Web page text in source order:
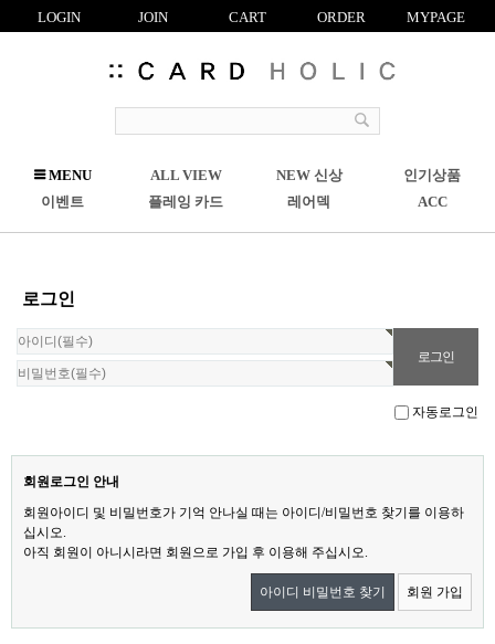
LOGIN JOIN CART ORDER MYPAGE
R
CMENU ALL VIEW NEW 신상
인기상품
이벤트
플레잉 카드 레어덱 ACC
로그인
자동로그인
회원로그인 안내
회원아이디 및 비밀번호가 기억 안나실 때는 아이디/비밀번호 찾기를 이용하
십시오.
아직 회원이 아니시라면 회원으로 가입 후 이용해 주십시오.
아이디 비밀번호 찾기 회원 가입